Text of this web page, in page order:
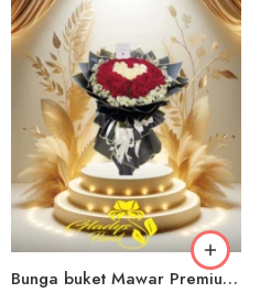
Bunga buket Mawar Premiumcinere